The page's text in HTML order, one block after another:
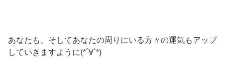
あなたも、そしてあなたの周りにいる方々の運気もアップ
していきますように(*´∀`*)